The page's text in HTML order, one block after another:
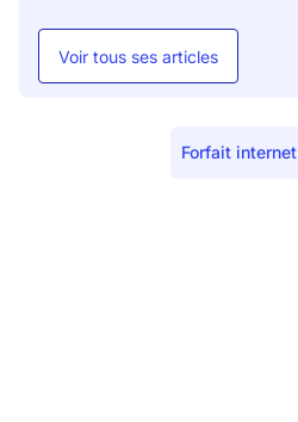
Voir tous ses articles
Forfait internet